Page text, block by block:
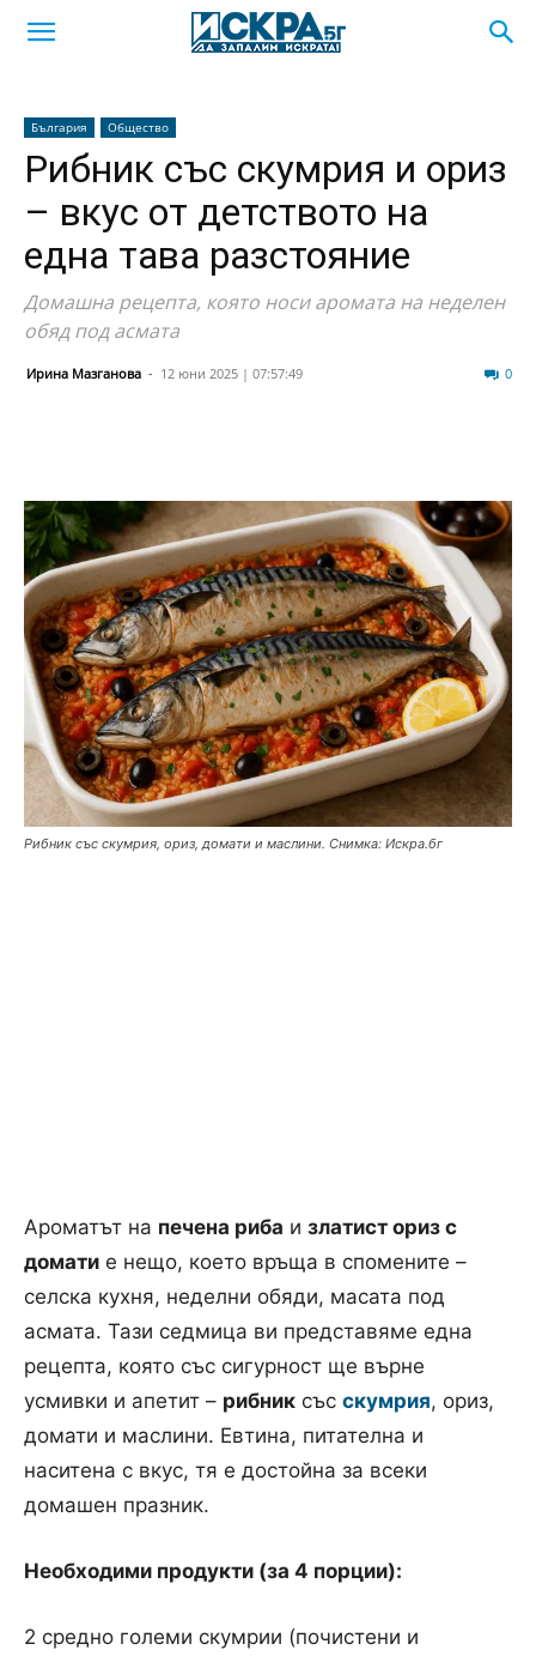
България Общество
Рибник със скумрия и ориз
– вкус от детството на
една тава разстояние
Домашна рецепта, която носи аромата на неделен
обяд под асмата
Ирина Мазганова - 12 юни 2025 | 07:57:49 0
Рибник със скумрия, ориз, домати и маслини. Снимка: Искра.бг
Ароматът на печена риба и златист ориз с
домати е нещо, което връща в спомените –
селска кухня, неделни обяди, масата под
асмата. Тази седмица ви представяме една
рецепта, която със сигурност ще върне
усмивки и апетит – рибник със скумрия, ориз,
домати и маслини. Евтина, питателна и
наситена с вкус, тя е достойна за всеки
домашен празник.
Необходими продукти (за 4 порции):
2 средно големи скумрии (почистени и